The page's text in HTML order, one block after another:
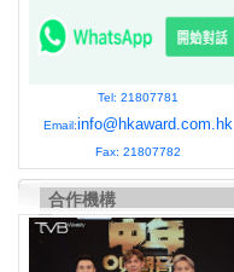
Tel: 21807781
Email:info@hkaward.com.hk
Fax: 21807782
合作機構